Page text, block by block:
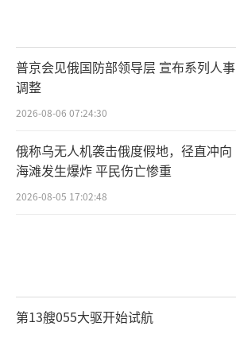
普京会见俄国防部领导层 宣布系列人事
调整
2026-08-06 07:24:30
俄称乌无人机袭击俄度假地，径直冲向
海滩发生爆炸 平民伤亡惨重
2026-08-05 17:02:48
第13艘055大驱开始试航